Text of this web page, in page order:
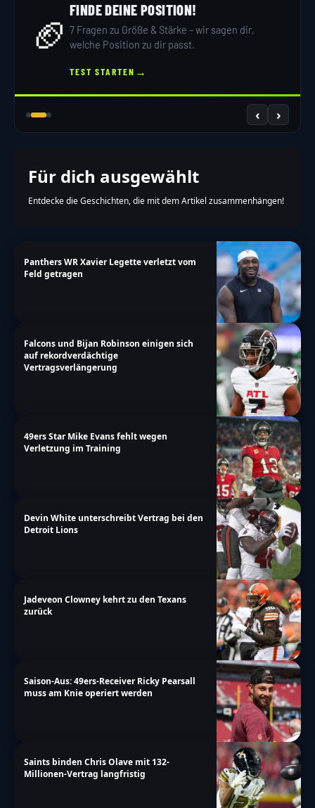
🏈
FINDE DEINE POSITION!
7 Fragen zu Größe & Stärke – wir sagen dir,
welche Position zu dir passt.
TEST STARTEN →
‹ ›
Für dich ausgewählt
Entdecke die Geschichten, die mit dem Artikel zusammenhängen!
Panthers WR Xavier Legette verletzt vom
Feld getragen
Falcons und Bijan Robinson einigen sich
auf rekordverdächtige
Vertragsverlängerung
49ers Star Mike Evans fehlt wegen
Verletzung im Training
Devin White unterschreibt Vertrag bei den
Detroit Lions
Jadeveon Clowney kehrt zu den Texans
zurück
Saison-Aus: 49ers-Receiver Ricky Pearsall
muss am Knie operiert werden
Saints binden Chris Olave mit 132-
Millionen-Vertrag langfristig